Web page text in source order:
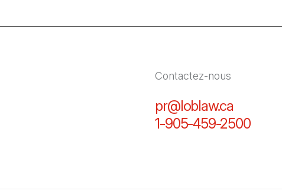
Contactez-nous
pr@loblaw.ca
1-905-459-2500(Il